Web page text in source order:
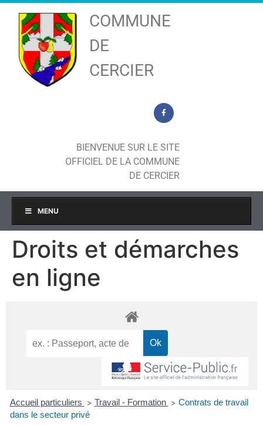
COMMUNE
DE
CERCIER
BIENVENUE SUR LE SITE
OFFICIEL DE LA COMMUNE
DE CERCIER
MENU
Droits et démarches
en ligne
Accueil particuliers > Travail - Formation > Contrats de travail
dans le secteur privé